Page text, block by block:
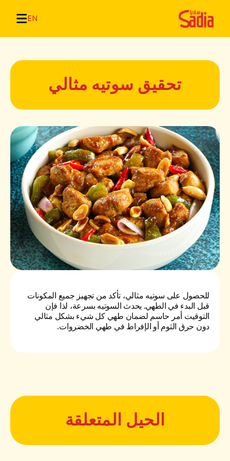
EN
تحقيق سوتيه مثالي
للحصول على سوتيه مثالي، تأكد من تجهيز جميع المكونات
قبل البدء في الطهي. يحدث السوتيه بسرعة، لذا فإن
التوقيت أمر حاسم لضمان طهي كل شيء بشكل مثالي
دون حرق الثوم أو الإفراط في طهي الخضروات.
الحيل المتعلقة